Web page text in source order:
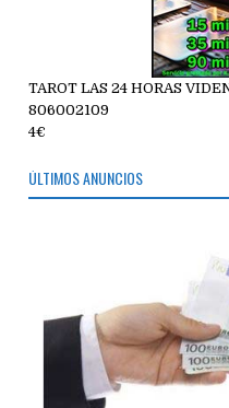
TAROT LAS 24 HORAS
806002109
4€
ÚLTIMOS ANUNCIOS